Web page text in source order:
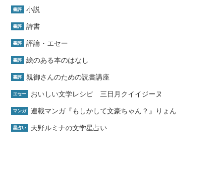
書評 小説
書評 詩書
書評 評論・エセー
書評 絵のある本のはなし
書評 親御さんのための読書講座
エセー おいしい文学レシピ 三日月クイイジーヌ
マンガ 連載マンガ『もしかして文豪ちゃん？』りょん
星占い 天野ルミナの文学星占い